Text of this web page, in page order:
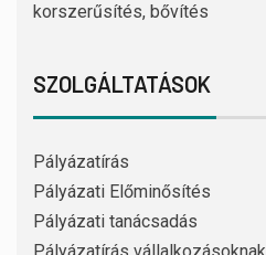
korszerűsítés, bővítés
SZOLGÁLTATÁSOK
Pályázatírás
Pályázati Előminősítés
Pályázati tanácsadás